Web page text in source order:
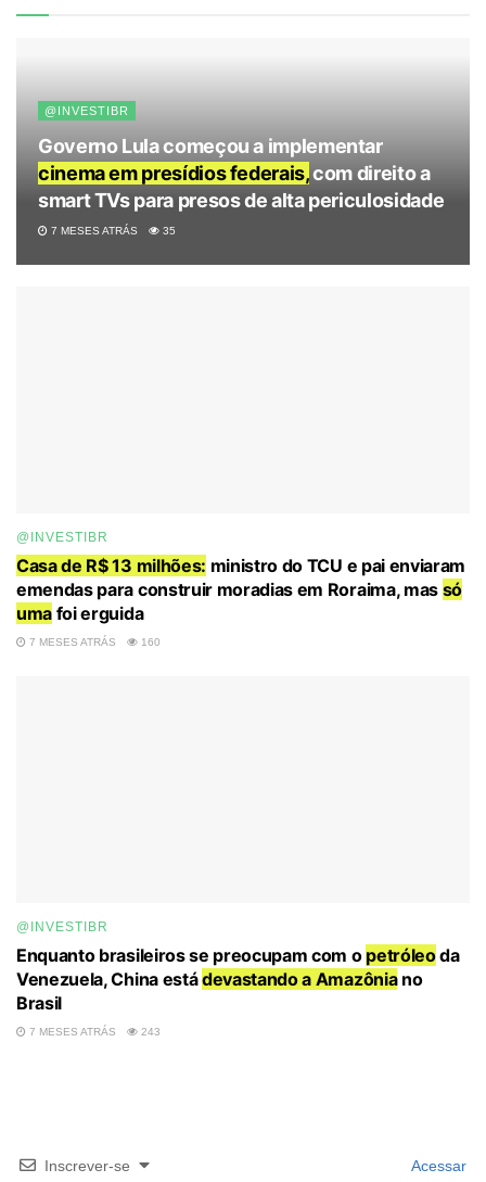
@INVESTIBR
Governo Lula começou a implementar
cinema em presídios federais,com direito a
smart TVs para presos de alta periculosidade
7 MESES ATRÁS 35
@INVESTIBR
Casa de R$ 13 milhões: ministro do TCU e pai enviaram
emendas para construir moradias em Roraima, mas só
uma foi erguida
7 MESES ATRÁS 160
@INVESTIBR
Enquanto brasileiros se preocupam com o petróleoda
Venezuela, China estádevastando a Amazôniano
Brasil
7 MESES ATRÁS 243
Inscrever-se Acessar